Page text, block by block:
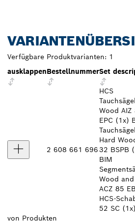
Verfügbare Produktvarianten: 1
ausklappenBestellnummerSet
2 608 661 696
HCS
Wood AIZ
EPC (1x)
Hard
32 BSPB
BIM
Wood
ACZ 85
HCS-
52 SC (1x)
von Produkten